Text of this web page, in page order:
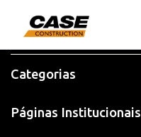
Categorias
Páginas Institucionais